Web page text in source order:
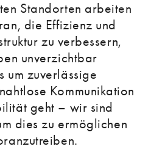
Standorten arbeiten
die Effizienz und
zu verbessern,
unverzichtbar
um zuverlässige
Kommunikation
geht – wir sind
dies zu ermöglichen